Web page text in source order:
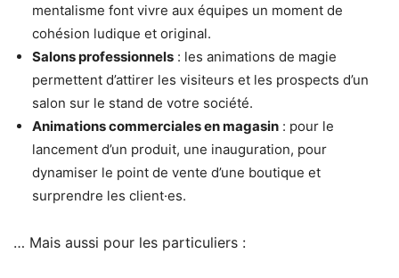
mentalisme font vivre aux équipes un moment de
cohésion ludique et original.
Salons professionnels : les animations de magie
permettent d’attirer les visiteurs et les prospects d’un
salon sur le stand de votre société.
Animations commerciales en magasin : pour le
lancement d’un produit, une inauguration, pour
dynamiser le point de vente d’une boutique et
surprendre les client·es.
… Mais aussi pour les particuliers :